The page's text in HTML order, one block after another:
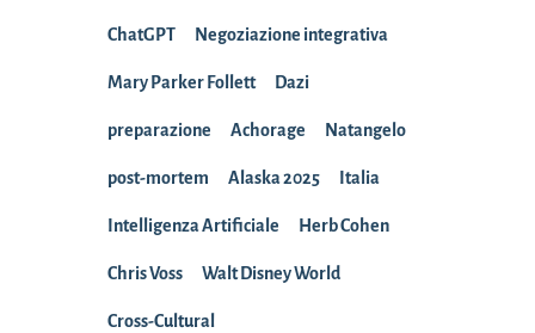
ChatGPT Negoziazione integrativa
Mary Parker Follett Dazi
preparazione Achorage Natangelo
post-mortem Alaska 2025 Italia
Intelligenza Artificiale Herb Cohen
Chris Voss Walt Disney World
Cross-Cultural